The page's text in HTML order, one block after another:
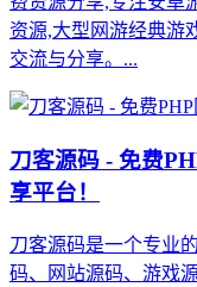
资源,大型网游经典游
交流与分享。...
刀客源码 - 免费
享平台！
刀客源码是一个专业
码、网站源码、游戏